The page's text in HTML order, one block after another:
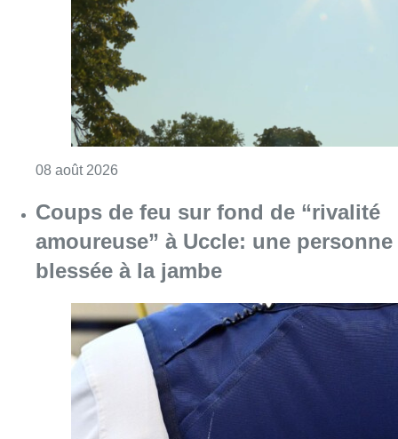
08 août 2026
Coups de feu sur fond de “rivalité
amoureuse” à Uccle: une personne
blessée à la jambe